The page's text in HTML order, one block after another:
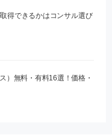
得できるかはコンサル選び
）無料・有料16選！価格・